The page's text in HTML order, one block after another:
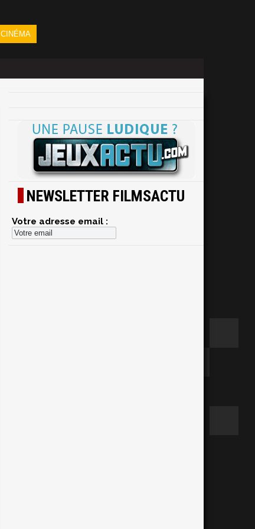
CINÉMA
NEWSLETTER FILMSACTU
Votre adresse email :